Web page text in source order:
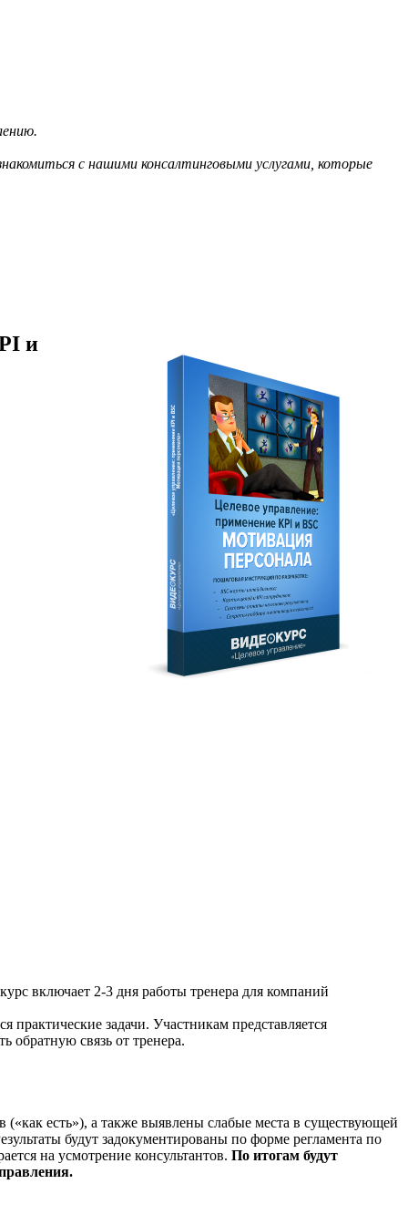
с нашими консалтинговыми услугами, которые
и
включает 2-3 дня работы тренера для компаний
практические задачи. Участникам представляется
обратную связь от тренера.
есть»), а также выявлены слабые места в существующей
будут задокументированы по форме регламента по
на усмотрение консультантов. По итогам будут